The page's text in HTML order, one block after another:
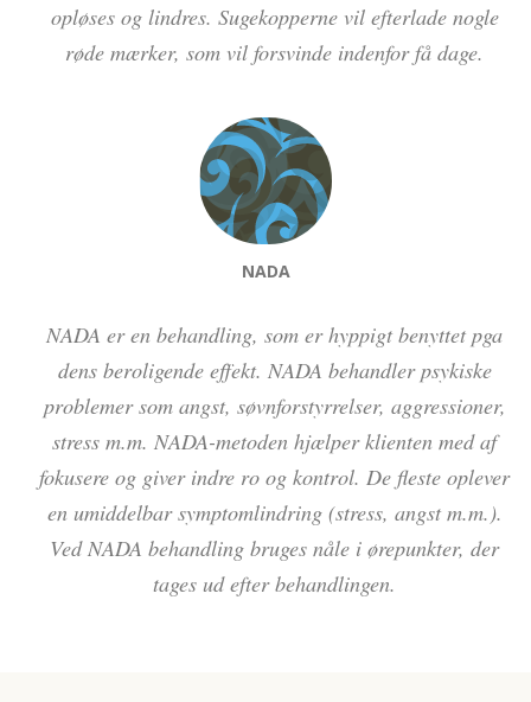
opløses og lindres. Sugekopperne vil efterlade nogle
røde mærker, som vil forsvinde indenfor få dage.
NADA
NADA er en behandling, som er hyppigt benyttet pga
dens beroligende effekt. NADA behandler psykiske
problemer som angst, søvnforstyrrelser, aggressioner,
stress m.m. NADA-metoden hjælper klienten med af
fokusere og giver indre ro og kontrol. De fleste oplever
en umiddelbar symptomlindring (stress, angst m.m.).
Ved NADA behandling bruges nåle i ørepunkter, der
tages ud efter behandlingen.